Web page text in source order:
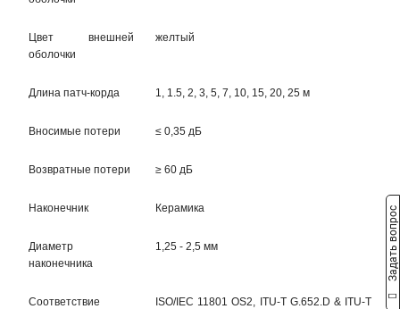
Цвет внешней
оболочки
желтый
Длина патч-корда 1, 1.5, 2, 3, 5, 7, 10, 15, 20, 25 м
Вносимые потери ≤ 0,35 дБ
Возвратные потери ≥ 60 дБ
Наконечник Керамика
Диаметр
наконечника
1,25 - 2,5 мм
Соответствие
ISO/IEC 11801 OS2, ITU-T G.652.D & ITU-T
Задать вопрос